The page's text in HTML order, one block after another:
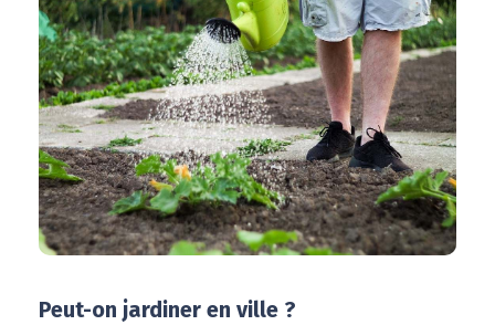
Peut-on jardiner en ville ?